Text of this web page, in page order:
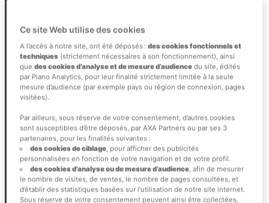
Ce site Web utilise des cookies
A l’accès à notre site, ont été déposés :des cookies fonctionnels et
techniques (strictement nécessaires à son fonctionnement), ainsi
quedes cookies d’analyse et de mesure d’audience du site, édités
par Piano Analytics, pour leur finalité strictement limitée à la seule
mesure d’audience (par exemple pays ou région de connexion, pages
visitées).
Par ailleurs, sous réserve de votre consentement, d’autres cookies
sont susceptibles d’être déposés, par AXA Partners ou par ses 3
partenaires, pour les finalités suivantes :
des cookies de ciblage, pour afficher des publicités
personnalisées en fonction de votre navigation et de votre profil.
des cookies d’analyse ou de mesure d’audience, afin de mesurer
le nombre de visites, de ventes, le nombre de pages consultées, et
d’établir des statistiques basées sur l’utilisation de notre site internet.
Sous réserve de votre consentement peuvent ainsi être collectées,